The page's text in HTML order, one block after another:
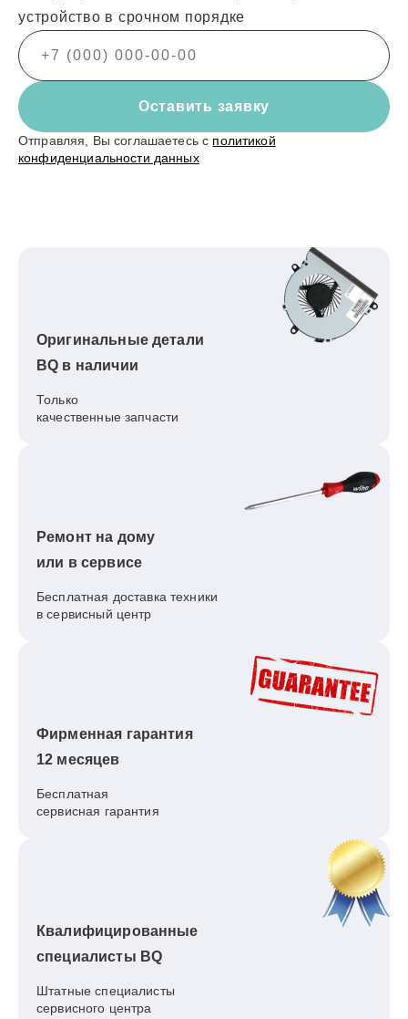
устройство в срочном порядке
Оставить заявку
Отправляя, Вы соглашаетесь с политикой
конфиденциальности данных
Оригинальные детали
BQ в наличии
Только
качественные запчасти
Ремонт на дому
или в сервисе
Бесплатная доставка техники
в сервисный центр
Фирменная гарантия
12 месяцев
Бесплатная
сервисная гарантия
Квалифицированные
специалисты BQ
Штатные специалисты
сервисного центра